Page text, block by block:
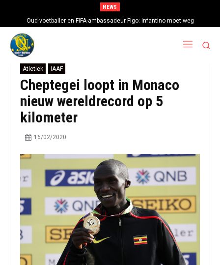
NEWS
Oud-voetballer en FIFA-ambassadeur Figo: Infantino moet weg
Atletiek IAAF
Cheptegei loopt in Monaco
nieuw wereldrecord op 5
kilometer
16/02/2020